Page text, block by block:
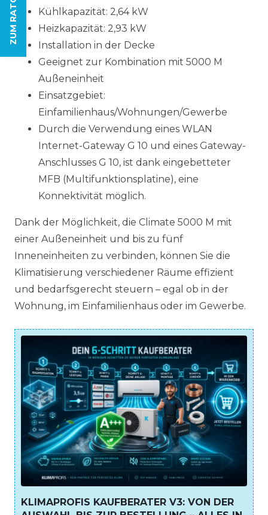
Kühlkapazität: 2,64 kW
Heizkapazität: 2,93 kW
Installation in der Decke
Geeignet zur Kombination mit 5000 M
Außeneinheit
Einsatzgebiet:
Einfamilienhaus/Wohnungen/Gewerbe
Durch die Verwendung eines WLAN
Internet-Gateway G 10 und eines Gateway-
Anschlusses G 10, ist dank eingebetteter
MFB (Multifunktionsplatine), eine
Konnektivität möglich.
Dank der Möglichkeit, die Climate 5000 M mit
einer Außeneinheit und bis zu fünf
Inneneinheiten zu verbinden, können Sie die
Klimatisierung verschiedener Räume effizient
und bedarfsgerecht steuern – egal ob in der
Wohnung, im Einfamilienhaus oder im Gewerbe.
KLIMAPROFIS KAUFBERATER V3: VON DER